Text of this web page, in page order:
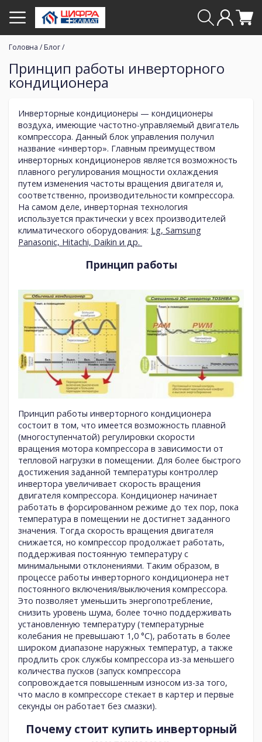
Головна / Блог/
Принцип работы инверторного
кондиционера
Инверторные кондиционеры — кондиционеры
воздуха, имеющие частотно-управляемый двигатель
компрессора. Данный блок управления получил
название «инвертор». Главным преимуществом
инверторных кондиционеров является возможность
плавного регулирования мощности охлаждения
путем изменения частоты вращения двигателя и,
соответственно, производительности компрессора.
На самом деле, инверторная технология
используется практически у всех производителей
климатического оборудования: Lg, Samsung
Panasonic, Hitachi, Daikin и др.
Принцип работы
Принцип работы инверторного кондиционера
состоит в том, что имеется возможность плавной
(многоступенчатой) регулировки скорости
вращения мотора компрессора в зависимости от
тепловой нагрузки в помещении. Для более быстрого
достижения заданной температуры контроллер
инвертора увеличивает скорость вращения
двигателя компрессора. Кондиционер начинает
работать в форсированном режиме до тех пор, пока
температура в помещении не достигнет заданного
значения. Тогда скорость вращения двигателя
снижается, но компрессор продолжает работать,
поддерживая постоянную температуру с
минимальными отклонениями. Таким образом, в
процессе работы инверторного кондиционера нет
постоянного включения/выключения компрессора.
Это позволяет уменьшить энергопотребление,
снизить уровень шума, более точно поддерживать
установленную температуру (температурные
колебания не превышают 1,0 °C), работать в более
широком диапазоне наружных температур, а также
продлить срок службы компрессора из-за меньшего
количества пусков (запуск компрессора
сопровождается повышенным износом из-за того,
что масло в компрессоре стекает в картер и первые
секунды он работает без смазки).
Почему стоит купить инверторный